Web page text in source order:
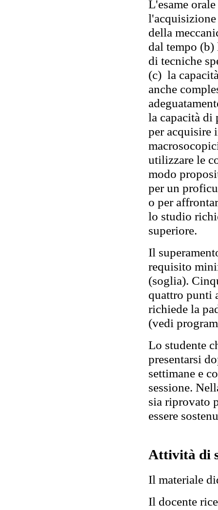
L'esame
della
dal tempo (b)
di tecniche
(c) la
anche
la capacità di
per acquisire
utilizzare le
modo
per un
o per
lo studio
superiore.
Il
requisito
(soglia).
quattro punti
richiede la
(vedi
Lo studente
presentarsi
settimane e
sessione.
sia riprovato
essere
Attività di
Il materiale
Il docente